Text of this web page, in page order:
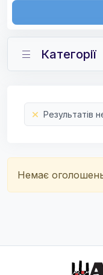
Результатів
Немає
Категорії